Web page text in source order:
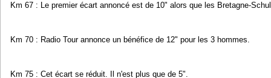
Km 67 : Le premier écart annoncé est de 10" alors que les Bretagne-
Km 70 : Radio Tour annonce un bénéfice de 12" pour les 3 hommes.
Km 75 : Cet écart se réduit. Il n'est plus que de 5".